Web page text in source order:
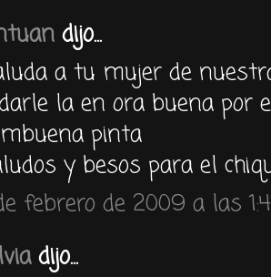
dijo...
a tu mujer de
la en ora buena por
pinta
y besos para el
febrero de 2009 a las
dijo...